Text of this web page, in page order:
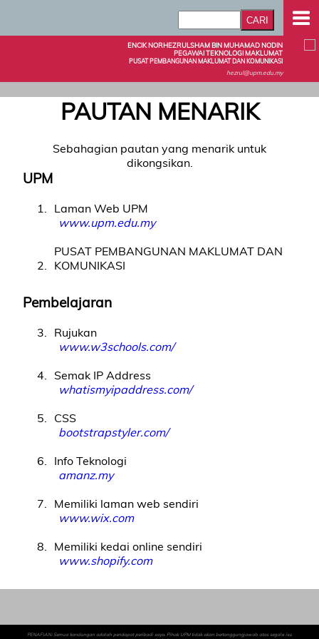
ENCIK NORHEZRULSHAM BIN MUHAMAD NODIN
PEGAWAI TEKNOLOGI MAKLUMAT
PUSAT PEMBANGUNAN MAKLUMAT DAN KOMUNIKASI
hezrul@upm.edu.my
PAUTAN MENARIK
Sebahagian pautan yang menarik untuk
dikongsikan.
UPM
1
Laman Web UPM
www.upm.edu.my
2
PUSAT PEMBANGUNAN MAKLUMAT DAN
KOMUNIKASI
Pembelajaran
3
Rujukan
www.w3schools.com/
4
Semak IP Address
whatismyipaddress.com/
5
CSS
bootstrapstyler.com/
6
Info Teknologi
amanz.my
7
Memiliki laman web sendiri
www.wix.com
8
Memiliki kedai online sendiri
www.shopify.com
PENAFIAN: Semua kandungan adalah pendapat peribadi saya. Pihak UPM tidak akan bertanggungjawab atas segala isu